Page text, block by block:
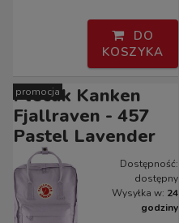
DO
KOSZYKA
Plecak Kanken
Fjallraven - 457
Pastel Lavender
Dostępność:
dostępny
Wysyłka w: 24
godziny
promocja